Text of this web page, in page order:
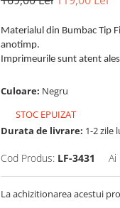
Materialul din Bumbac Tip
anotimp.
Imprimeurile sunt atent
Culoare: Negru
STOC EPUIZAT
Durata de livrare: 1-2 zile
Cod Produs: LF-3431 Ai
La achizitionarea acestui